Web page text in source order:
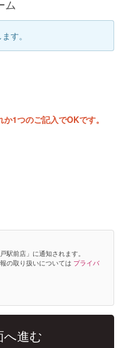
ム
す。
1つのご記入でOKです。
駅前店」に通知されます。
の取り扱いについては プライバ
へ進む